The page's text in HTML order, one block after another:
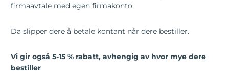
firmaavtale med egen firmakonto.
Da slipper dere å betale kontant når dere bestiller.
Vi gir også 5-15 % rabatt, avhengig av hvor mye dere
bestiller